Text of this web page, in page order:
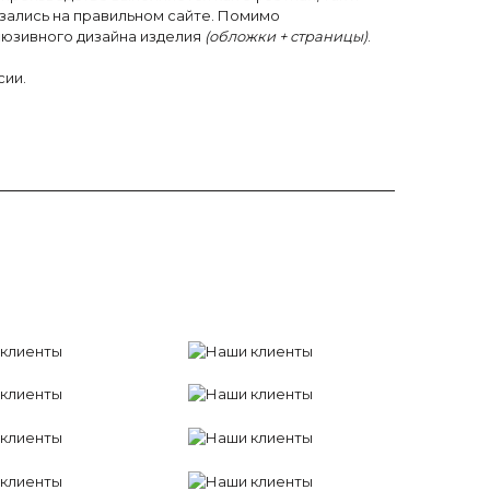
на правильном сайте. Помимо
дизайна изделия (обложки + страницы).